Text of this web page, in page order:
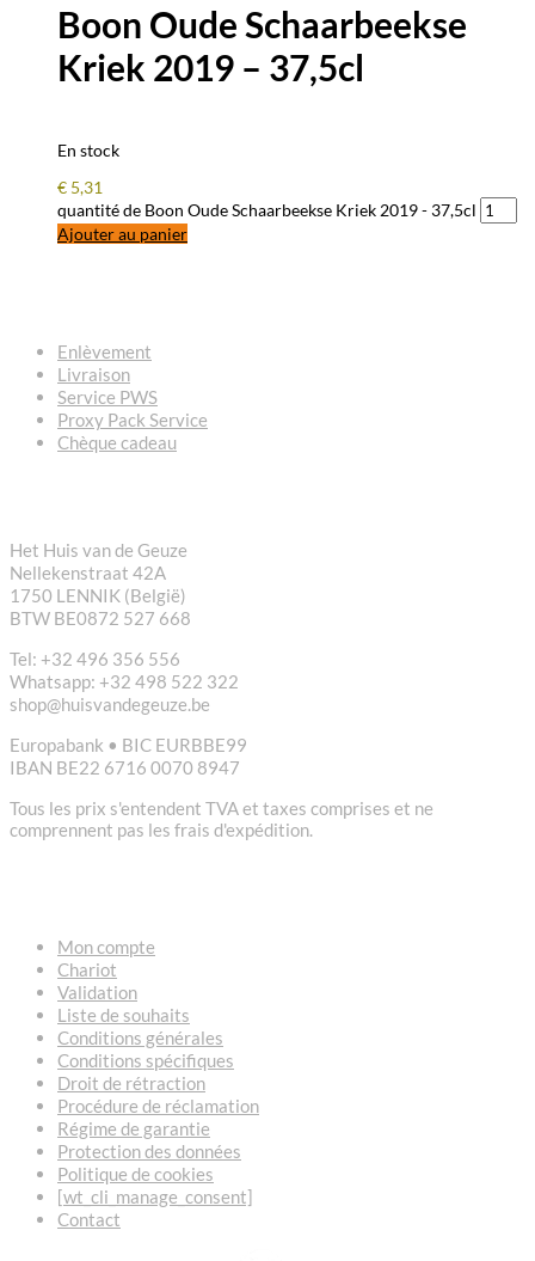
Boon Oude Schaarbeekse
Kriek 2019 – 37,5cl
En stock
€ 5,31
quantité de Boon Oude Schaarbeekse Kriek 2019 - 37,5cl
Ajouter au panier
Enlèvement
Livraison
Service PWS
Proxy Pack Service
Chèque cadeau
Het Huis van de Geuze
Nellekenstraat 42A
1750 LENNIK (België)
BTW BE0872 527 668
Tel: +32 496 356 556
Whatsapp: +32 498 522 322
shop@huisvandegeuze.be
Europabank • BIC EURBBE99
IBAN BE22 6716 0070 8947
Tous les prix s'entendent TVA et taxes comprises et ne
comprennent pas les frais d'expédition.
Mon compte
Chariot
Validation
Liste de souhaits
Conditions générales
Conditions spécifiques
Droit de rétraction
Procédure de réclamation
Régime de garantie
Protection des données
Politique de cookies
[wt_cli_manage_consent]
Contact